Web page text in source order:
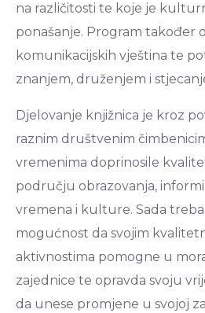
na različitosti te koje je
ponašanje. Program također
komunikacijskih vještina te
znanjem, druženjem i
Djelovanje knjižnica je kroz
raznim društvenim
vremenima doprinosile
području obrazovanja,
vremena i kulture. Sada
mogućnost da svojim
aktivnostima pomogne u
zajednice te opravda svoju
da unese promjene u svojoj